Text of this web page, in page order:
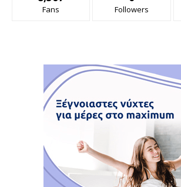
Fans Followers